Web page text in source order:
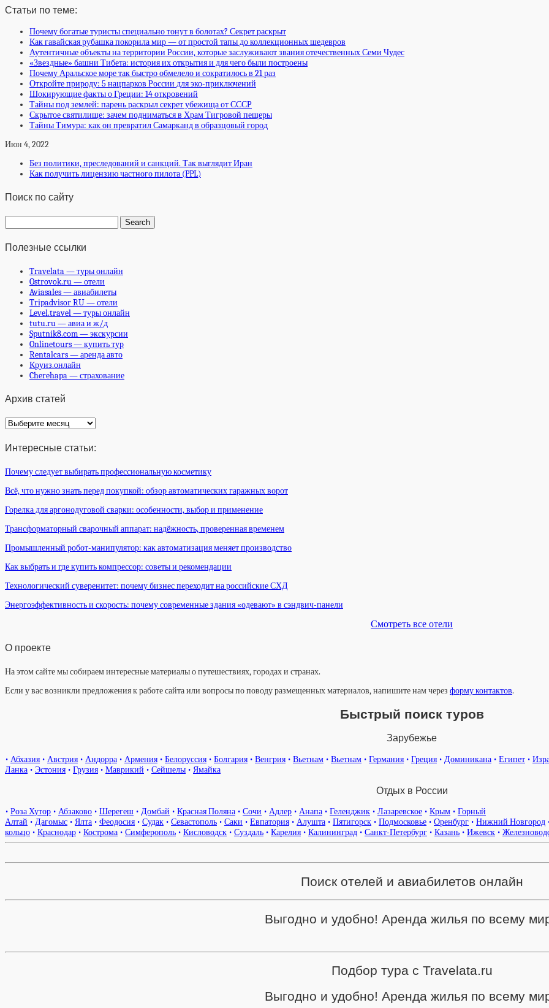
Статьи по теме:
Почему богатые туристы специально тонут в болотах? Секрет раскрыт
Как гавайская рубашка покорила мир — от простой тапы до коллекционных шедевров
Аутентичные объекты на территории России, которые заслуживают звания отечественных Семи Чудес
«Звездные» башни Тибета: история их открытия и для чего были построены
Почему Аральское море так быстро обмелело и сократилось в 21 раз
Откройте природу: 5 нацпарков России для эко-приключений
Шокирующие факты о Греции: 14 откровений
Тайны под землей: парень раскрыл секрет убежища от СССР
Скрытое святилище: зачем подниматься в Храм Тигровой пещеры
Тайны Тимура: как он превратил Самарканд в образцовый город
Июн 4, 2022
Без политики, преследований и санкций. Так выглядит Иран
Как получить лицензию частного пилота (PPL)
Поиск по сайту
Полезные ссылки
Travelata — туры онлайн
Ostrovok.ru — отели
Aviasales — авиабилеты
Tripadvisor RU — отели
Level.travel — туры онлайн
tutu.ru — авиа и ж/д
Sputnik8.com — экскурсии
Onlinetours — купить тур
Rentalcars — аренда авто
Круиз.онлайн
Cherehapa — страхование
Архив статей
Архив
статей
Интересные статьи:
Почему следует выбирать профессиональную косметику
Всё, что нужно знать перед покупкой: обзор автоматических гаражных ворот
Горелка для аргонодуговой сварки: особенности, выбор и применение
Трансформаторный сварочный аппарат: надёжность, проверенная временем
Промышленный робот-манипулятор: как автоматизация меняет производство
Как выбрать и где купить компрессор: советы и рекомендации
Технологический суверенитет: почему бизнес переходит на российские СХД
Энергоэффективность и скорость: почему современные здания «одевают» в сэндвич-панели
Смотреть все отели
О проекте
На этом сайте мы собираем интересные материалы о путешествиях, городах и странах.
Если у вас возникли предложения к работе сайта или вопросы по поводу размещенных материалов, напишите нам через форму контактов.
Быстрый поиск туров
Зарубежье
• Абхазия • Австрия • Андорра • Армения • Белоруссия • Болгария • Венгрия • Вьетнам • Вьетнам • Германия • Греция • Доминикана • Египет •
Ланка • Эстония • Грузия • Маврикий • Сейшелы • Ямайка
Отдых в России
• Роза Хутор • Абзаково • Шерегеш • Домбай • Красная Поляна • Сочи • Адлер • Анапа • Геленджик • Лазаревское • Крым • Горный
Алтай • Дагомыс • Ялта • Феодосия • Судак • Севастополь • Саки • Евпатория • Алушта • Пятигорск • Подмосковье • Оренбург • Нижний Новгород
кольцо • Краснодар • Кострома • Симферополь • Кисловодск • Суздаль • Карелия • Калининград • Санкт-Петербург • Казань • Ижевск •
Поиск отелей и авиабилетов онлайн
Выгодно и удобно! Аренда жилья по всему
Подбор тура с Travelata.ru
Выгодно и удобно! Аренда жилья по всему